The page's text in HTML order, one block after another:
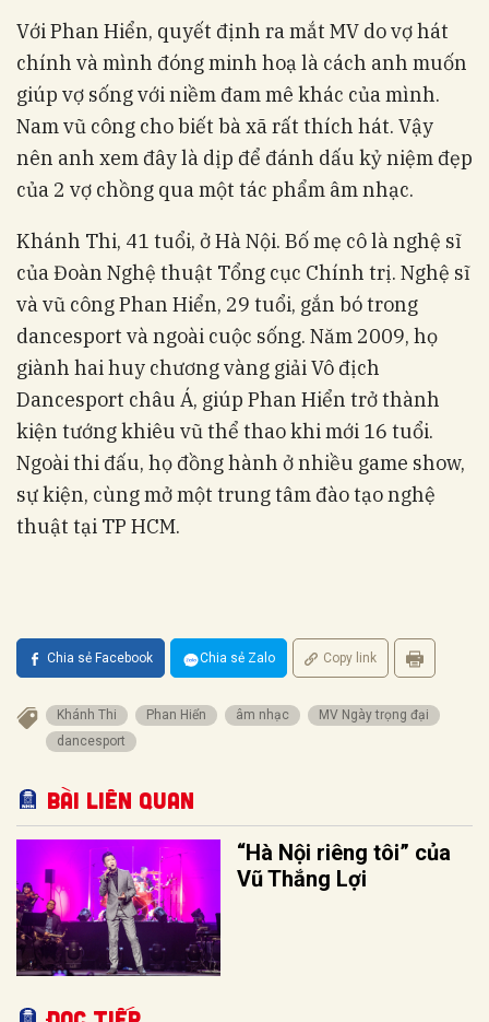
Với Phan Hiển, quyết định ra mắt MV do vợ hát
chính và mình đóng minh hoạ là cách anh muốn
giúp vợ sống với niềm đam mê khác của mình.
Nam vũ công cho biết bà xã rất thích hát. Vậy
nên anh xem đây là dịp để đánh dấu kỷ niệm đẹp
của 2 vợ chồng qua một tác phẩm âm nhạc.
Khánh Thi, 41 tuổi, ở Hà Nội. Bố mẹ cô là nghệ sĩ
của Đoàn Nghệ thuật Tổng cục Chính trị. Nghệ sĩ
và vũ công Phan Hiển, 29 tuổi, gắn bó trong
dancesport và ngoài cuộc sống. Năm 2009, họ
giành hai huy chương vàng giải Vô địch
Dancesport châu Á, giúp Phan Hiển trở thành
kiện tướng khiêu vũ thể thao khi mới 16 tuổi.
Ngoài thi đấu, họ đồng hành ở nhiều game show,
sự kiện, cùng mở một trung tâm đào tạo nghệ
thuật tại TP HCM.
Chia sẻ Facebook Chia sẻ Zalo Copy link
Khánh Thi Phan Hiển âm nhạc
MV Ngày trọng đại
dancesport
Bài liên quan
“Hà Nội riêng tôi” của
Vũ Thắng Lợi